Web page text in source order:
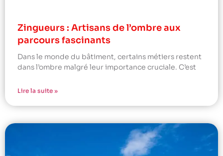
Zingueurs : Artisans de l’ombre aux
parcours fascinants
Dans le monde du bâtiment, certains métiers restent
dans l’ombre malgré leur importance cruciale. C’est
Lire la suite »